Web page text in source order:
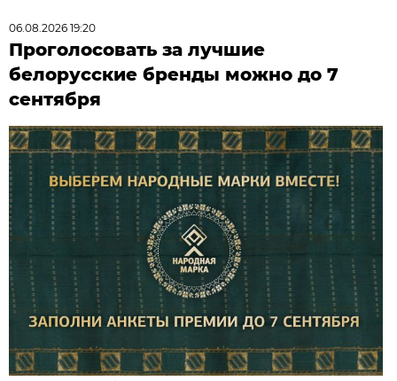
06.08.2026 19:20
Проголосовать за лучшие
белорусские бренды можно до 7
сентября